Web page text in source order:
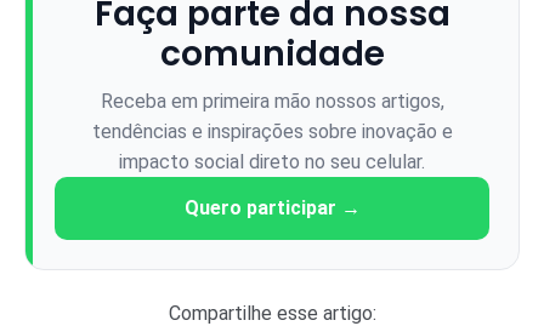
Faça parte da nossa
comunidade
Receba em primeira mão nossos artigos,
tendências e inspirações sobre inovação e
impacto social direto no seu celular.
Quero participar →
Compartilhe esse artigo: